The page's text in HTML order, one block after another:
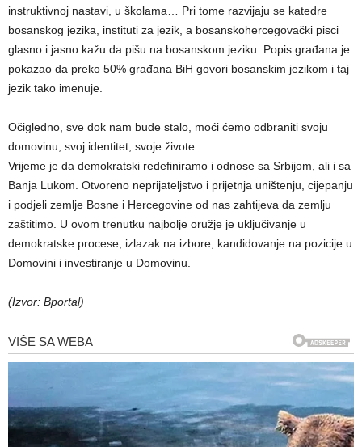
instruktivnoj nastavi, u školama… Pri tome razvijaju se katedre
bosanskog jezika, instituti za jezik, a bosanskohercegovački pisci
glasno i jasno kažu da pišu na bosanskom jeziku. Popis građana je
pokazao da preko 50% građana BiH govori bosanskim jezikom i taj
jezik tako imenuje.
Očigledno, sve dok nam bude stalo, moći ćemo odbraniti svoju
domovinu, svoj identitet, svoje živote.
Vrijeme je da demokratski redefiniramo i odnose sa Srbijom, ali i sa
Banja Lukom. Otvoreno neprijateljstvo i prijetnja uništenju, cijepanju
i podjeli zemlje Bosne i Hercegovine od nas zahtijeva da zemlju
zaštitimo. U ovom trenutku najbolje oružje je uključivanje u
demokratske procese, izlazak na izbore, kandidovanje na pozicije u
Domovini i investiranje u Domovinu.
(Izvor: Bportal)